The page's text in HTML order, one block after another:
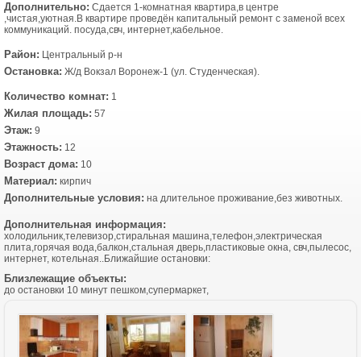
Дополнительно: Сдается 1-комнатная квартира,в центре
,чистая,уютная.В квартире проведён капитальный ремонт с заменой всех
коммуникаций. посуда,свч, интернет,кабельное.
Район: Центральный р-н
Остановка: Ж/д Вокзал Воронеж-1 (ул. Студенческая).
Количество комнат: 1
Жилая площадь: 57
Этаж: 9
Этажность: 12
Возраст дома: 10
Материал: кирпич
Дополнительные условия: на длительное проживание,без животных.
Дополнительная информация:
холодильник,телевизор,стиральная машина,телефон,электрическая
плита,горячая вода,балкон,стальная дверь,пластиковые окна, свч,пылесос,
интернет, котельная..Ближайшие остановки:
Близлежащие объекты:
до остановки 10 минут пешком,супермаркет,